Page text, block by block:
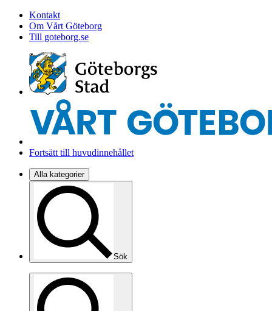
Kontakt
Om Vårt Göteborg
Till goteborg.se
Fortsätt till huvudinnehållet
Alla kategorier
Sök